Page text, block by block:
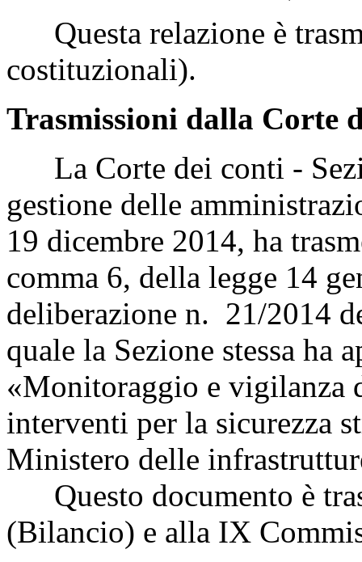
Questa relazione è
costituzionali).
Trasmissioni dalla Corte
La Corte dei conti -
gestione delle
19 dicembre 2014, ha
comma 6, della legge 14
deliberazione n. 21/2014
quale la Sezione stessa ha
«Monitoraggio e vigilanza
interventi per la sicurezza
Ministero delle
Questo documento è
(Bilancio) e alla IX